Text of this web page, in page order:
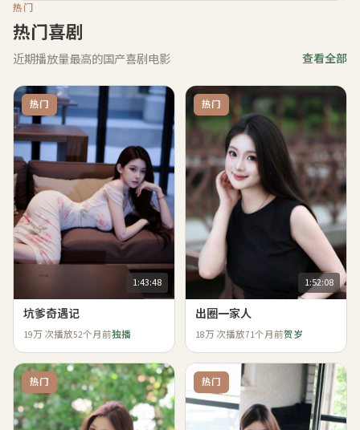
热门
热门喜剧
近期播放量最高的国产喜剧电影 查看全部
热门
1:43:48
坑爹奇遇记
19万 次播放52个月前独播
热门
1:52:08
出圈一家人
18万 次播放71个月前贺岁
热门 热门